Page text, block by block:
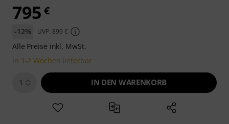
795 €
-12% UVP: 899 €
Alle Preise inkl. MwSt.
In 1-2 Wochen lieferbar
1 IN DEN WARENKORB